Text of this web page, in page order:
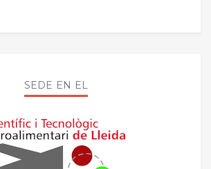
SEDE EN EL